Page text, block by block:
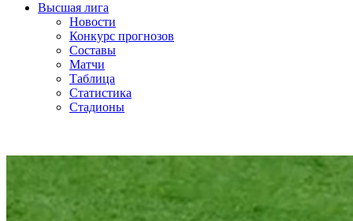
Высшая лига
Новости
Конкурс прогнозов
Составы
Матчи
Таблица
Статистика
Стадионы